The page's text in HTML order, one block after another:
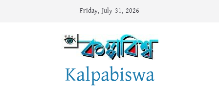
Friday, July 31, 2026
Kalpabiswa